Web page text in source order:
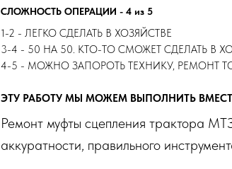
СЛОЖНОСТЬ ОПЕРАЦИИ - 4 из 5
1-2 - ЛЕГКО СДЕЛАТЬ В ХОЗЯЙСТВЕ
3-4 - 50 НА 50. КТО-ТО СМОЖЕТ СДЕЛАТЬ В
4-5 - МОЖНО ЗАПОРОТЬ ТЕХНИКУ, РЕМОНТ
ЭТУ РАБОТУ МЫ МОЖЕМ ВЫПОЛНИТЬ
Ремонт муфты сцепления трактора
аккуратности, правильного